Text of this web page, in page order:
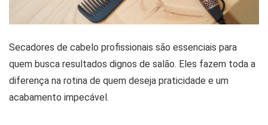
Secadores de cabelo profissionais são essenciais para
quem busca resultados dignos de salão. Eles fazem toda a
diferença na rotina de quem deseja praticidade e um
acabamento impecável.